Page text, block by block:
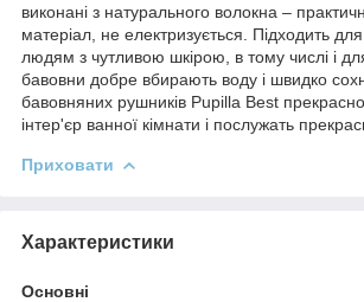
виконані з натурального волокна –
матеріал, не електризується. Підходить
людям з чутливою шкірою, в тому числі і
бавовни добре вбирають воду і швидко
бавовняних рушників Pupilla Best
інтер'єр ванної кімнати і послужать
Приховати
Характеристики
Основні